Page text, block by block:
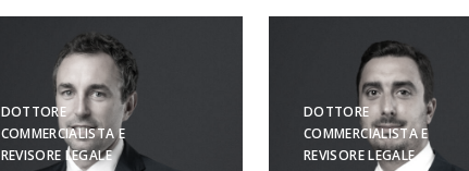
DOTTORE
COMMERCIALISTA E
REVISORE LEGALE
DOTTORE
COMMERCIALISTA E
REVISORE LEGALE